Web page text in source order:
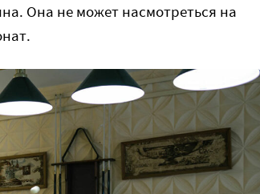
Она не может насмотреться на